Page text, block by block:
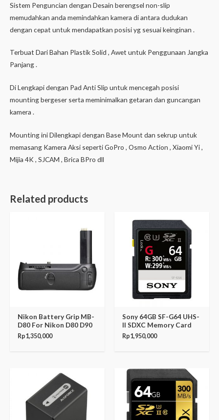
Sistem Penguncian dengan Desain berengsel non-slip
memudahkan anda memindahkan kamera di antara dudukan
dengan cepat untuk mendapatkan posisi yg sesuai keinginan .
Terbuat Dari Bahan Plastik Solid , Awet untuk Penggunaan Jangka
Panjang .
Di Lengkapi dengan Pad Anti Slip untuk mencegah posisi
mounting bergeser serta meminimalkan getaran dan guncangan
kamera .
Mounting ini Dilengkapi dengan Base Mount dan sekrup untuk
memasang Kamera Aksi seperti GoPro , Osmo Action , Xiaomi Yi ,
Mijia 4K , SJCAM , Brica BPro dll
Related products
Nikon Battery Grip MB-
D80 For Nikon D80 D90
Rp1,350,000
Sony 64GB SF-G64 UHS-
II SDXC Memory Card
Rp1,950,000